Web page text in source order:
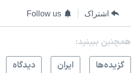
اشتراک Follow us
همچنبن ببینید:
گزيده‌ها
ايران دیدگاه